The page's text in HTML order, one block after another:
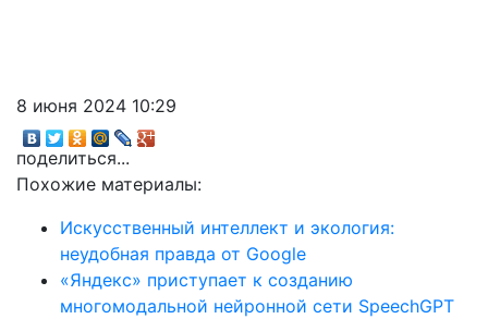
8 июня 2024 10:29
поделиться...
Похожие материалы:
Искусственный интеллект и экология:
неудобная правда от Google
«Яндекс» приступает к созданию
многомодальной нейронной сети SpeechGPT